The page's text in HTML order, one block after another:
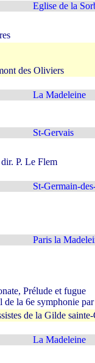
Eglise de la
des Oliviers
La Madeleine
St-Gervais
P. Le Flem
St-Germain-
Paris la
Prélude et fugue
de la 6e symphonie
de la Gilde
La Madeleine